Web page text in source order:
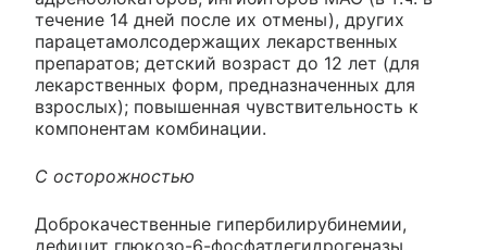
течение 14 дней после их отмены), других
парацетамолсодержащих лекарственных
препаратов; детский возраст до 12 лет (для
лекарственных форм, предназначенных для
взрослых); повышенная чувствительность к
компонентам комбинации.
C осторожностью
Доброкачественные гипербилирубинемии,